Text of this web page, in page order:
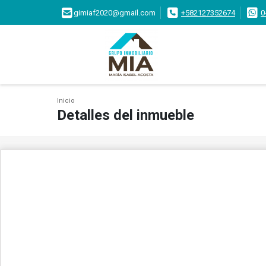
gimiaf2020@gmail.com +582127352674
Inicio
Detalles del inmueble